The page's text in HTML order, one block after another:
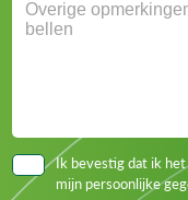
Ik bevestig dat ik
mijn persoonlijke